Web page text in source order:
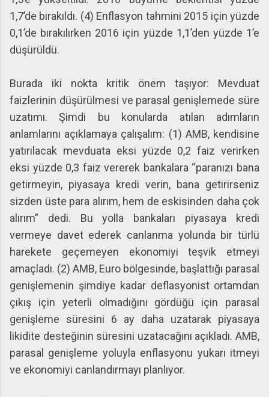
1,7’de bırakıldı. (4) Enflasyon tahmini 2015 için yüzde
0,1’de bırakılırken 2016 için yüzde 1,1’den yüzde 1’e
düşürüldü.
Burada iki nokta kritik önem taşıyor: Mevduat
faizlerinin düşürülmesi ve parasal genişlemede süre
uzatımı. Şimdi bu konularda atılan adımların
anlamlarını açıklamaya çalışalım: (1) AMB, kendisine
yatırılacak mevduata eksi yüzde 0,2 faiz verirken
eksi yüzde 0,3 faiz vererek bankalara “paranızı bana
getirmeyin, piyasaya kredi verin, bana getirirseniz
sizden üste para alırım, hem de eskisinden daha çok
alırım” dedi. Bu yolla bankaları piyasaya kredi
vermeye davet ederek canlanma yolunda bir türlü
harekete geçemeyen ekonomiyi teşvik etmeyi
amaçladı. (2) AMB, Euro bölgesinde, başlattığı parasal
genişlemenin şimdiye kadar deflasyonist ortamdan
çıkış için yeterli olmadığını gördüğü için parasal
genişleme süresini 6 ay daha uzatarak piyasaya
likidite desteğinin süresini uzatacağını açıkladı. AMB,
parasal genişleme yoluyla enflasyonu yukarı itmeyi
ve ekonomiyi canlandırmayı planlıyor.